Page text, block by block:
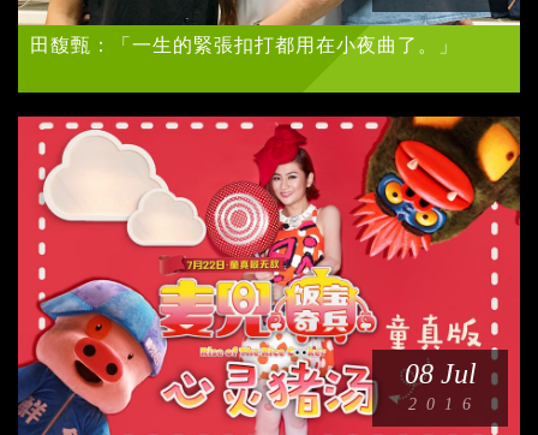
田馥甄：「一生的緊張扣打都用在小夜曲了。」
08 Jul
2016